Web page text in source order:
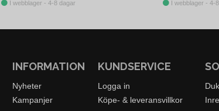
I webblager - 4-8 dagar I webblager - 4-
INFORMATION
Nyheter
Kampanjer
KUNDSERVICE
Logga in
Köpe- & leveransvillkor